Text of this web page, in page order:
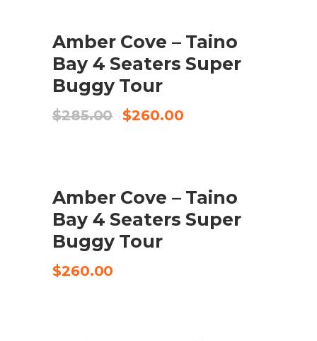
COMPRA EL PRODUCTE
Amber Cove – Taino
Bay 4 Seaters Super
Buggy Tour
$285.00
El
$260.00El
AFEGEIX A LA CISTELLA
Amber Cove – Taino
Bay 4 Seaters Super
Buggy Tour
$260.00